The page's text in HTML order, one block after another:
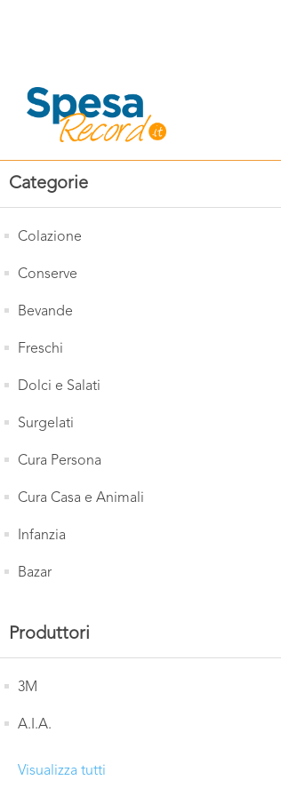
Categorie
Colazione
Conserve
Bevande
Freschi
Dolci e Salati
Surgelati
Cura Persona
Cura Casa e Animali
Infanzia
Bazar
Produttori
3M
A.I.A.
Visualizza tutti